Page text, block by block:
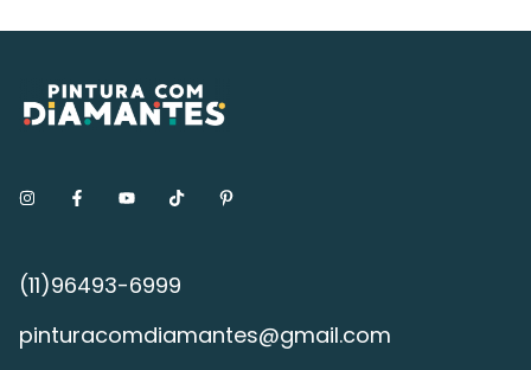
pinturacomdiamantes@gmail.com